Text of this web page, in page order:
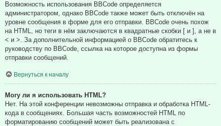
Возможность использования BBCode определяется
администратором, однако BBCode также может быть отключён на
уровне сообщения в форме для его отправки. BBCode очень похож
на HTML, но теги в нём заключаются в квадратные скобки [ и ], а не в
< и >. За дополнительной информацией о BBCode обратитесь к
руководству по BBCode, ссылка на которое доступна из формы
отправки сообщений.
Вернуться к началу
Могу ли я использовать HTML?
Нет. На этой конференции невозможны отправка и обработка HTML-
кода в сообщениях. Большая часть возможностей HTML по
форматированию сообщений может быть реализована с